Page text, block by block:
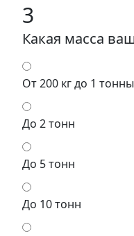
3
Какая масса
От 200 кг до 1 тонны
До 2 тонн
До 5 тонн
До 10 тонн